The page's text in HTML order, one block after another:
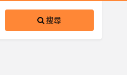
搜尋